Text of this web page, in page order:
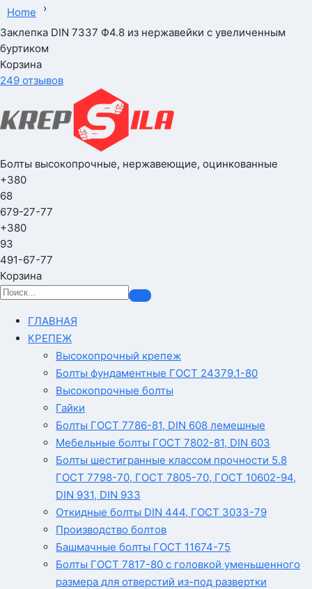
Home
›
Заклепка DIN 7337 Ф4.8 из нержавейки с увеличенным
буртиком
Корзина
249 отзывов
Болты высокопрочные, нержавеющие, оцинкованные
+380
68
679-27-77
+380
93
491-67-77
Корзина
ГЛАВНАЯ
КРЕПЕЖ
Высокопрочный крепеж
Болты фундаментные ГОСТ 24379.1-80
Высокопрочные болты
Гайки
Болты ГОСТ 7786-81, DIN 608 лемешные
Мебельные болты ГОСТ 7802-81, DIN 603
Болты шестигранные классом прочности 5.8
ГОСТ 7798-70, ГОСТ 7805-70, ГОСТ 10602-94,
DIN 931, DIN 933
Откидные болты DIN 444, ГОСТ 3033-79
Производство болтов
Башмачные болты ГОСТ 11674-75
Болты ГОСТ 7817-80 с головкой уменьшенного
размера для отверстий из-под развертки